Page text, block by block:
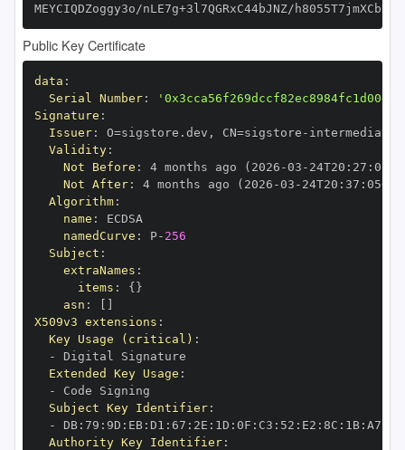
MEYCIQDZoggy3o/nLE7g+3l7QGRxC44bJNZ/
Public Key Certificate
data :
Serial Number:
Signature :
Issuer: O=sigstore.dev , CN=sigstore -
Validity:
Not Before : 4 months ago (2026 -03 - 24T20 : 27 :
Not After: 4 months ago (2026 -03 - 24T20 : 37 : 05+00
Algorithm:
name :
namedCurve : P- 256
Subject :
extraNames :
items : { }
asn :
X509v3 extensions :
Key Usage (critical) :
-
Extended Key Usage :
-
Subject Key Identifier:
-
DB: 79 : 9D : EB: D1 : 67 : 2E : 1D : 0F : C3 : 52 : E2 : 8C : 1B: A7
Authority Key Identifier: